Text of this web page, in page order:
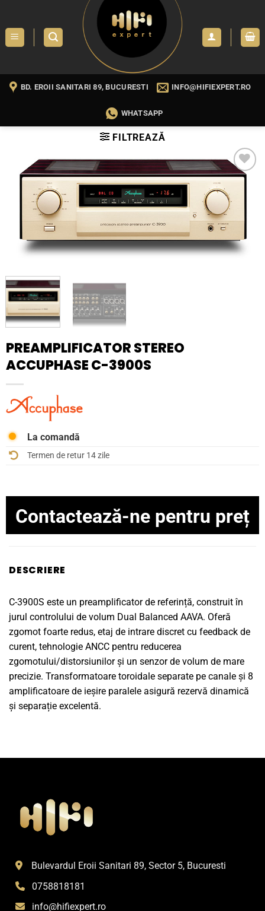
content
BD. EROII SANITARI 89, BUCURESTI INFO@HIFIEXPERT.RO
WHATSAPP
FILTREAZĂ
WISHLIST
PREAMPLIFICATOR STEREO
ACCUPHASE C-3900S
La comandă
Termen de retur 14 zile
Contactează-ne pentru preț
DESCRIERE
C-3900S este un preamplificator de referință, construit în
jurul controlului de volum Dual Balanced AAVA. Oferă
zgomot foarte redus, etaj de intrare discret cu feedback de
curent, tehnologie ANCC pentru reducerea
zgomotului/distorsiunilor și un senzor de volum de mare
precizie. Transformatoare toroidale separate pe canale și 8
amplificatoare de ieșire paralele asigură rezervă dinamică
și separație excelentă.
Bulevardul Eroii Sanitari 89, Sector 5, Bucuresti
0758818181
info@hifiexpert.ro